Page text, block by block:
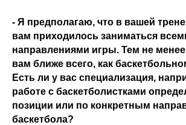
- Я предполагаю, что в вашей
вам приходилось заниматься
направлениями игры. Тем не
вам ближе всего, как
Есть ли у вас специализация,
работе с баскетболистками
позиции или по конкретным
баскетбола?